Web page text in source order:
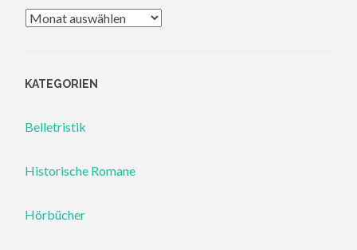
Archiv
KATEGORIEN
Belletristik
Historische Romane
Hörbücher